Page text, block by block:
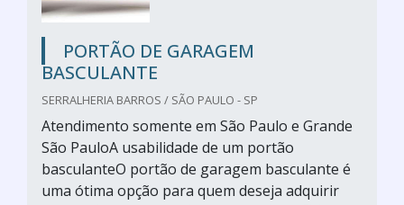
PORTÃO DE GARAGEM
BASCULANTE
SERRALHERIA BARROS / SÃO PAULO - SP
Atendimento somente em São Paulo e Grande
São PauloA usabilidade de um portão
basculanteO portão de garagem basculante é
uma ótima opção para quem deseja adquirir